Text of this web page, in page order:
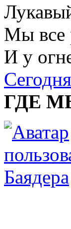
Мы все
И у
ГДЕ
Баядера